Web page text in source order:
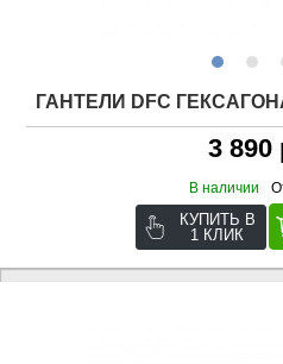
ГАНТЕЛИ DFC
3 890
В наличии
КУПИТЬ В
1 КЛИК